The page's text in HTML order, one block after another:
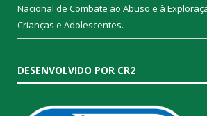
Nacional de Combate ao Abuso e à
Crianças e Adolescentes.
DESENVOLVIDO POR CR2